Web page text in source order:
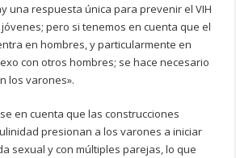
una respuesta única para prevenir el VIH
pero si tenemos en cuenta que el
en hombres, y particularmente en
con otros hombres; se hace necesario
los varones».
en cuenta que las construcciones
presionan a los varones a iniciar
sexual y con múltiples parejas, lo que